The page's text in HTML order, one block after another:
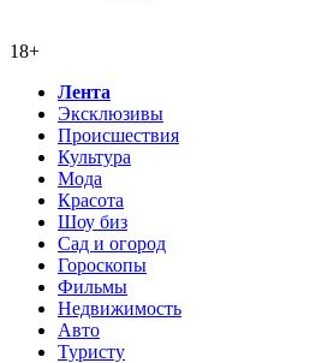
18+
Лента
Эксклюзивы
Происшествия
Культура
Мода
Красота
Шоу биз
Сад и огород
Гороскопы
Фильмы
Недвижимость
Авто
Туристу